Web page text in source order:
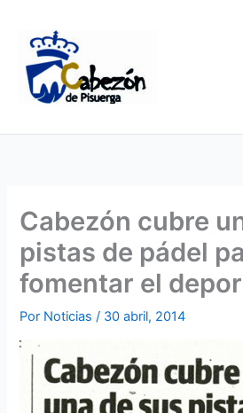
contenido
Cabezón cubre
pistas de pádel
fomentar el
Por Noticias/ 30 abril, 2014